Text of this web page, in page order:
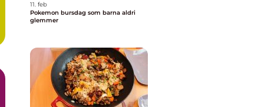
11. feb
Pokemon bursdag som barna aldri
glemmer